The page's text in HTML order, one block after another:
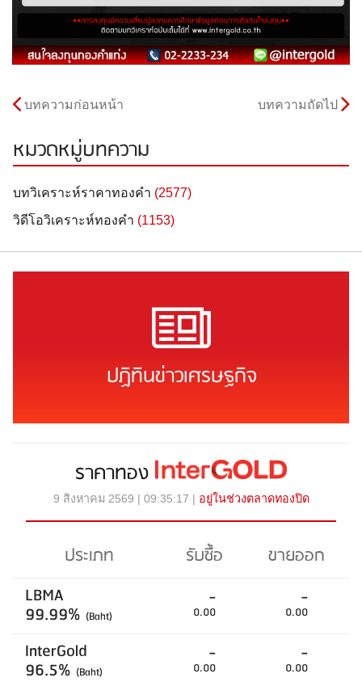
บทความก่อนหน้า บทความถัดไป
หมวดหมู่บทความ
บทวิเคราะห์ราคาทองคำ (2577)
วิดีโอวิเคราะห์ทองคำ (1153)
ปฏิทินข่าวเศรษฐกิจ
ราคาทอง
9 สิงหาคม 2569 | 09:35:17 | อยู่ในช่วงตลาดทองปิด
ประเภท รับซื้อ
ขายออก
LBMA
99.99% (Baht)
-
0.00
-
0.00
InterGold
96.5% (Baht)
-
0.00
-
0.00